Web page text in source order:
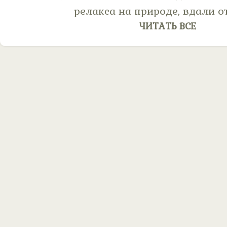
релакса на природе, вдали
ЧИТАТЬ ВСЕ